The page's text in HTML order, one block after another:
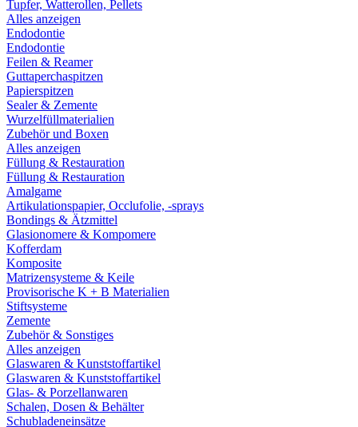
Tupfer, Watterollen, Pellets
Alles anzeigen
Endodontie
Endodontie
Feilen & Reamer
Guttaperchaspitzen
Papierspitzen
Sealer & Zemente
Wurzelfüllmaterialien
Zubehör und Boxen
Alles anzeigen
Füllung & Restauration
Füllung & Restauration
Amalgame
Artikulationspapier, Occlufolie, -sprays
Bondings & Ätzmittel
Glasionomere & Kompomere
Kofferdam
Komposite
Matrizensysteme & Keile
Provisorische K + B Materialien
Stiftsysteme
Zemente
Zubehör & Sonstiges
Alles anzeigen
Glaswaren & Kunststoffartikel
Glaswaren & Kunststoffartikel
Glas- & Porzellanwaren
Schalen, Dosen & Behälter
Schubladeneinsätze